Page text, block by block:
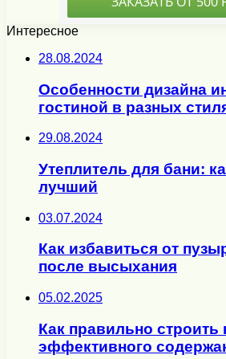
Интересное
28.08.2024
Особенности дизайна
гостиной в разных
29.08.2024
Утеплитель для бани:
лучший
03.07.2024
Как избавиться от
после высыхания
05.02.2025
Как правильно строить
эффективного